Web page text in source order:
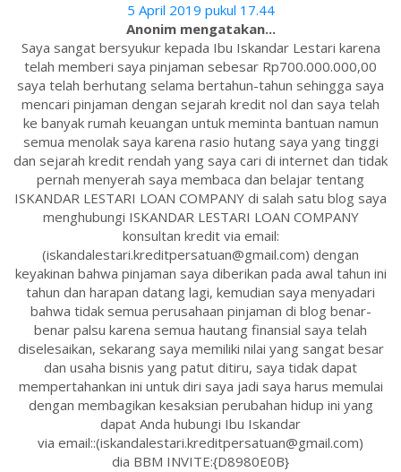
5 April 2019 pukul 17.44
Anonim mengatakan...
Saya sangat bersyukur kepada Ibu Iskandar Lestari karena
telah memberi saya pinjaman sebesar Rp700.000.000,00
saya telah berhutang selama bertahun-tahun sehingga saya
mencari pinjaman dengan sejarah kredit nol dan saya telah
ke banyak rumah keuangan untuk meminta bantuan namun
semua menolak saya karena rasio hutang saya yang tinggi
dan sejarah kredit rendah yang saya cari di internet dan tidak
pernah menyerah saya membaca dan belajar tentang
ISKANDAR LESTARI LOAN COMPANY di salah satu blog saya
menghubungi ISKANDAR LESTARI LOAN COMPANY
konsultan kredit via email:
(iskandalestari.kreditpersatuan@gmail.com) dengan
keyakinan bahwa pinjaman saya diberikan pada awal tahun ini
tahun dan harapan datang lagi, kemudian saya menyadari
bahwa tidak semua perusahaan pinjaman di blog benar-
benar palsu karena semua hautang finansial saya telah
diselesaikan, sekarang saya memiliki nilai yang sangat besar
dan usaha bisnis yang patut ditiru, saya tidak dapat
mempertahankan ini untuk diri saya jadi saya harus memulai
dengan membagikan kesaksian perubahan hidup ini yang
dapat Anda hubungi Ibu Iskandar
via email::(iskandalestari.kreditpersatuan@gmail.com)
dia BBM INVITE:{D8980E0B}